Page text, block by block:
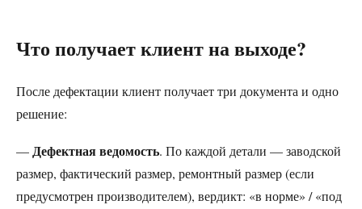
Что получает клиент на выходе?
После дефектации клиент получает три документа и одно
решение:
—Дефектная ведомость. По каждой детали — заводской
размер, фактический размер, ремонтный размер (если
предусмотрен производителем), вердикт: «в норме» / «под